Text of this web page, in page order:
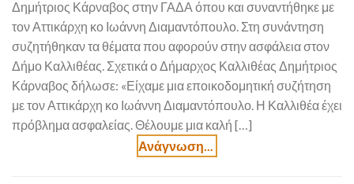
Δημήτριος Κάρναβος στην ΓΑΔΑ όπου και συναντήθηκε με
τον Αττικάρχη κο Ιωάννη Διαμαντόπουλο. Στη συνάντηση
συζητήθηκαν τα θέματα που αφορούν στην ασφάλεια στον
Δήμο Καλλιθέας. Σχετικά ο Δήμαρχος Καλλιθέας Δημήτριος
Κάρναβος δήλωσε: «Είχαμε μια εποικοδομητική συζήτηση
με τον Αττικάρχη κο Ιωάννη Διαμαντόπουλο. Η Καλλιθέα έχει
πρόβλημα ασφαλείας. Θέλουμε μια καλή […]